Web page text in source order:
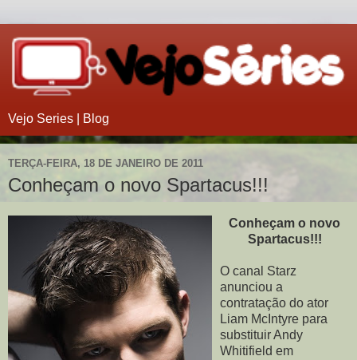
Vejo Series | Blog
TERÇA-FEIRA, 18 DE JANEIRO DE 2011
Conheçam o novo Spartacus!!!
Conheçam o novo
Spartacus!!!
O canal Starz
anunciou a
contratação do ator
Liam McIntyre para
substituir Andy
Whitifield em